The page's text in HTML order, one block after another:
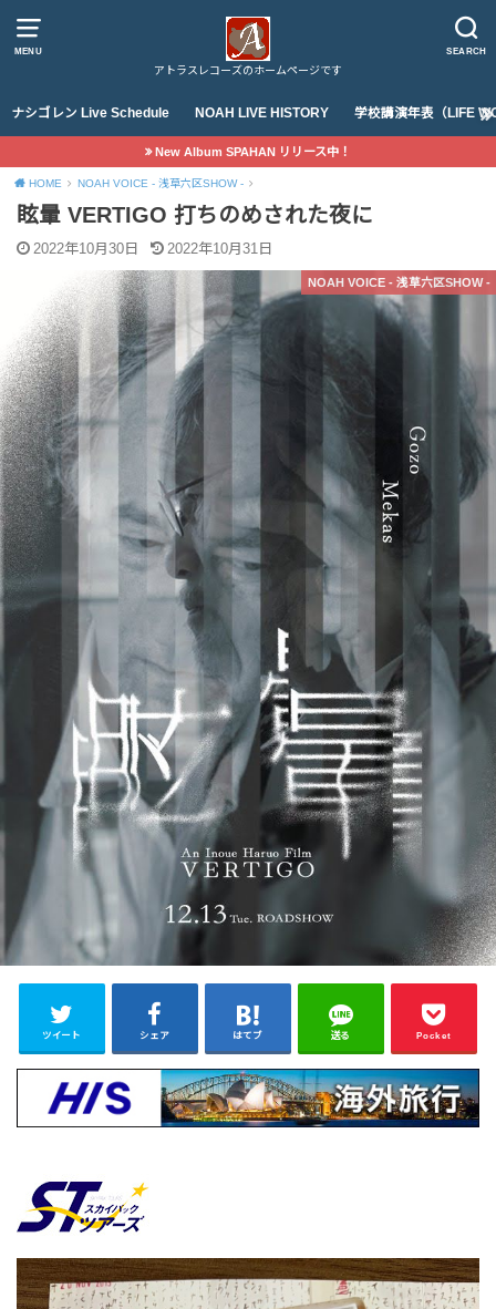
MENU SEARCH
アトラスレコーズのホームページです
ナシゴレン Live Schedule NOAH LIVE HISTORY 学校講演年表（LIFE
New Album SPAHAN リリース中！
HOME NOAH VOICE - 浅草六区SHOW -
眩暈 VERTIGO 打ちのめされた夜に
2022年10月30日 2022年10月31日
NOAH VOICE - 浅草六区SHOW -
ツイート シェア はてブ 送る Pocket